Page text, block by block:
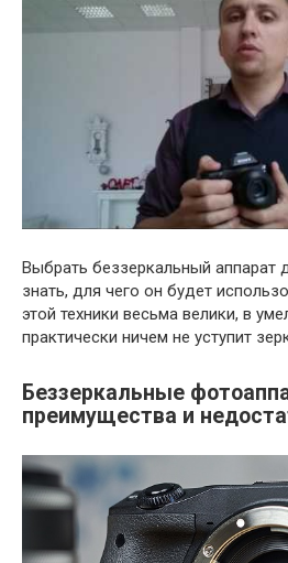
Выбрать беззеркальный аппарат
знать, для чего он будет
этой техники весьма велики, в
практически ничем не уступит
Беззеркальные
преимущества и